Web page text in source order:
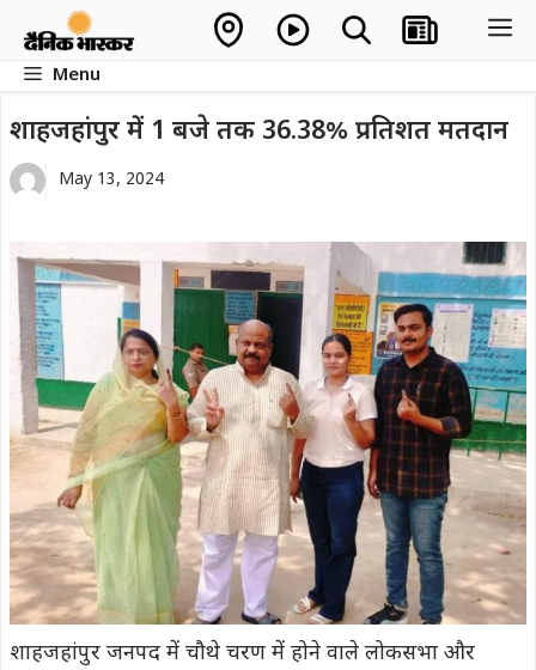
contentMenu
शाहजहांपुर में 1 बजे तक 36.38% प्रतिशत मतदान
May 13, 2024
शाहजहांपुर जनपद में चौथे चरण में होने वाले लोकसभा और